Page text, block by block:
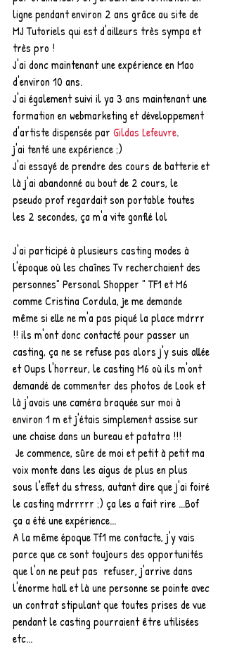
ligne pendant environ 2 ans grâce au site de
MJ Tutoriels qui est d'ailleurs très sympa et
très pro !
J'ai donc maintenant une expérience en Mao
d'environ 10 ans.
J'ai également suivi il ya 3 ans maintenant une
formation en webmarketing et développement
d'artiste dispensée par Gildas Lefeuvre.
j'ai tenté une expérience ;)
J'ai essayé de prendre des cours de batterie et
là j'ai abandonné au bout de 2 cours, le
pseudo prof regardait son portable toutes
les 2 secondes, ça m'a vite gonflé lol
J'ai participé à plusieurs casting modes à
l'époque où les chaînes Tv recherchaient des
personnes" Personal Shopper " TF1 et M6
comme Cristina Cordula, je me demande
même si elle ne m'a pas piqué la place mdrrr
!! ils m'ont donc contacté pour passer un
casting, ça ne se refuse pas alors j'y suis allée
et Oups l'horreur, le casting M6 où ils m'ont
demandé de commenter des photos de Look et
là j'avais une caméra braquée sur moi à
environ 1 m et j'étais simplement assise sur
une chaise dans un bureau et patatra !!!
voix monte dans les aigus de plus en plus
sous l'effet du stress, autant dire que j'ai foiré
le casting mdrrrrr ;) ça les a fait rire ...Bof
ça a été une expérience...
A la même époque Tf1 me contacte, j'y vais
parce que ce sont toujours des opportunités
que l'on ne peut pas  refuser, j'arrive dans
l'énorme hall et là une personne se pointe avec
un contrat stipulant que toutes prises de vue
pendant le casting pourraient être utilisées
etc...